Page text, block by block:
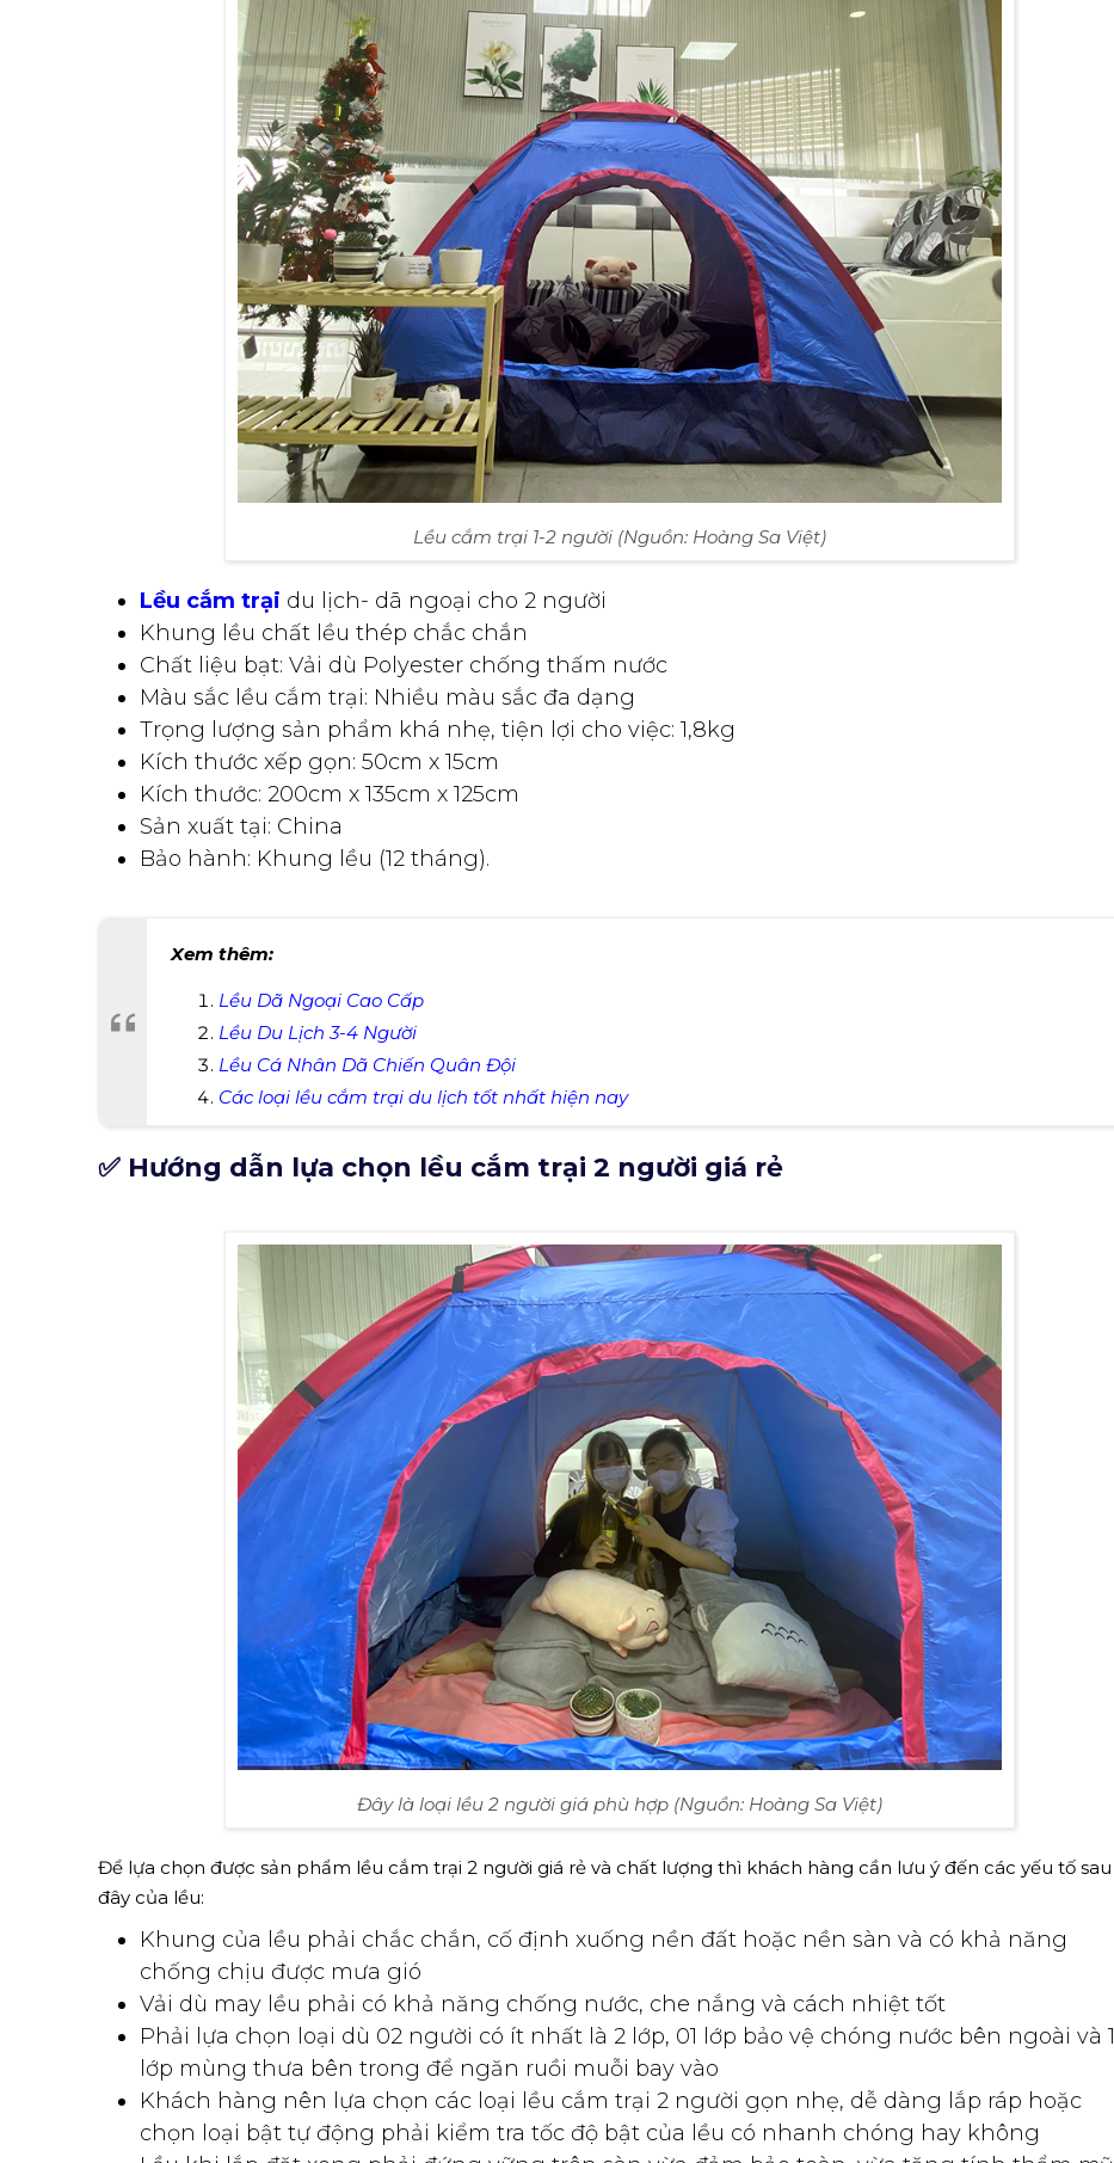
Lều cắm trại 1-2 người (Nguồn: Hoàng Sa Việt)
Lều cắm trại du lịch- dã ngoại cho 2 người
Khung lều chất lều thép chắc chắn
Chất liệu bạt: Vải dù Polyester chống thấm nước
Màu sắc lều cắm trại: Nhiều màu sắc đa dạng
Trọng lượng sản phẩm khá nhẹ, tiện lợi cho việc: 1,8kg
Kích thước xếp gọn: 50cm x 15cm
Kích thước: 200cm x 135cm x 125cm
Sản xuất tại: China
Bảo hành: Khung lều (12 tháng).
Xem thêm:
Lều Dã Ngoại Cao Cấp
Lều Du Lịch 3-4 Người
Lều Cá Nhân Dã Chiến Quân Đội
Các loại lều cắm trại du lịch tốt nhất hiện nay
✅ Hướng dẫn lựa chọn lều cắm trại 2 người giá rẻ
Đây là loại lều 2 người giá phù hợp (Nguồn: Hoàng Sa Việt)
Để lựa chọn được sản phẩm lều cắm trại 2 người giá rẻ và chất lượng thì khách hàng cần lưu ý đến các yếu tố sau
đây của lều:
Khung của lều phải chắc chắn, cố định xuống nền đất hoặc nền sàn và có khả năng
chống chịu được mưa gió
Vải dù may lều phải có khả năng chống nước, che nắng và cách nhiệt tốt
Phải lựa chọn loại dù 02 người có ít nhất là 2 lớp, 01 lớp bảo vệ chóng nước bên ngoài và 1
lớp mùng thưa bên trong để ngăn ruồi muỗi bay vào
Khách hàng nên lựa chọn các loại lều cắm trại 2 người gọn nhẹ, dễ dàng lắp ráp hoặc
chọn loại bật tự động phải kiểm tra tốc độ bật của lều có nhanh chóng hay không